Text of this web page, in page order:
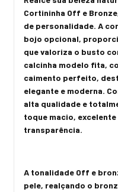
Cortininha Off e
de personalidade. A
bojo opcional,
que valoriza o busto
calcinha modelo fita,
caimento perfeito,
elegante e moderna.
alta qualidade e
toque macio,
transparência.
A tonalidade Off e
pele, realçando o